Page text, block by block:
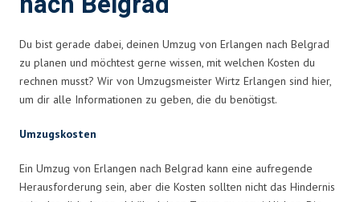
Du bist gerade dabei, deinen Umzug von Erlangen nach Belgrad
zu planen und möchtest gerne wissen, mit welchen Kosten du
rechnen musst? Wir von Umzugsmeister Wirtz Erlangen sind hier,
um dir alle Informationen zu geben, die du benötigst.
Umzugskosten
Ein Umzug von Erlangen nach Belgrad kann eine aufregende
Herausforderung sein, aber die Kosten sollten nicht das Hindernis